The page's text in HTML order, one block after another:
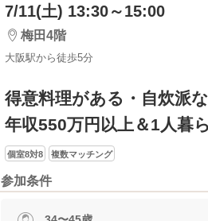
7/11(土) 13:30～15:00
梅田4階
大阪駅から徒歩5分
得意料理がある・自炊派
年収550万円以上＆1人暮
個室8対8 複数マッチング
参加条件